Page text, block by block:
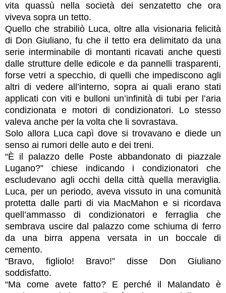
vita quassù nella società dei senzatetto che ora
viveva sopra un tetto.
Quello che strabiliò Luca, oltre alla visionaria felicità
di Don Giuliano, fu che il tetto era delimitato da una
serie interminabile di montanti ricavati anche questi
dalle strutture delle edicole e da pannelli trasparenti,
forse vetri a specchio, di quelli che impediscono agli
altri di vedere all’interno, sopra ai quali erano stati
applicati con viti e bulloni un’infinità di tubi per l’aria
condizionata e motori di condizionatori. Lo stesso
valeva anche per la volta che li sovrastava.
Solo allora Luca capì dove si trovavano e diede un
senso ai rumori delle auto e dei treni.
“È il palazzo delle Poste abbandonato di piazzale
Lugano?” chiese indicando i condizionatori che
escludevano agli occhi della città quella meraviglia.
Luca, per un periodo, aveva vissuto in una comunità
protetta dalle parti di via MacMahon e si ricordava
quell’ammasso di condizionatori e ferraglia che
sembrava uscire dal palazzo come schiuma di ferro
da una birra appena versata in un boccale di
cemento.
“Bravo, figliolo! Bravo!” disse Don Giuliano
soddisfatto.
“Ma come avete fatto? E perché il Malandato è